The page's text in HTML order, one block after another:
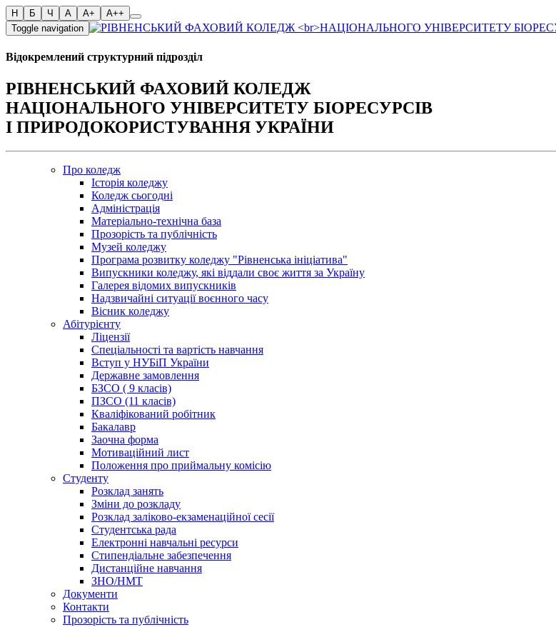
Toggle navigation
Відокремлений структурний підрозділ
РІВНЕНСЬКИЙ ФАХОВИЙ КОЛЕДЖ
НАЦІОНАЛЬНОГО УНІВЕРСИТЕТУ БІОРЕСУРСІВ
І ПРИРОДОКОРИСТУВАННЯ УКРАЇНИ
Про коледж
Історія коледжу
Коледж сьогодні
Адміністрація
Матеріально-технічна база
Прозорість та публічність
Музей коледжу
Програма розвитку коледжу "Рівненська ініціатива"
Випускники коледжу, які віддали своє життя за Україну
Галерея відомих випускників
Надзвичайні ситуації воєнного часу
Вісник коледжу
Абітурієнту
Ліцензії
Спеціальності та вартість навчання
Вступ у НУБіП України
Державне замовлення
БЗСО ( 9 класів)
ПЗСО (11 класів)
Кваліфікований робітник
Бакалавр
Заочна форма
Мотиваційний лист
Положення про приймальну комісію
Студенту
Розклад занять
Зміни до розкладу
Розклад заліково-екзаменаційної сесії
Студентська рада
Електронні навчальні ресурси
Стипендіальне забезпечення
Дистанційне навчання
ЗНО/НМТ
Документи
Контакти
Прозорість та публічність